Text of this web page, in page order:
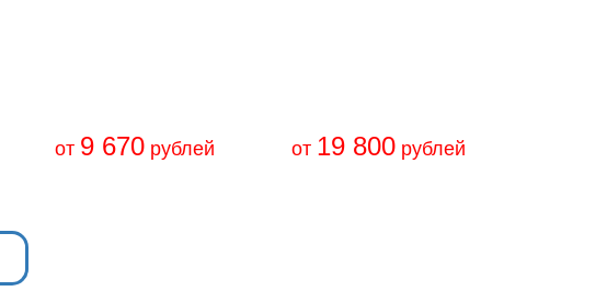
от 9 670рублей от 19 800рублей